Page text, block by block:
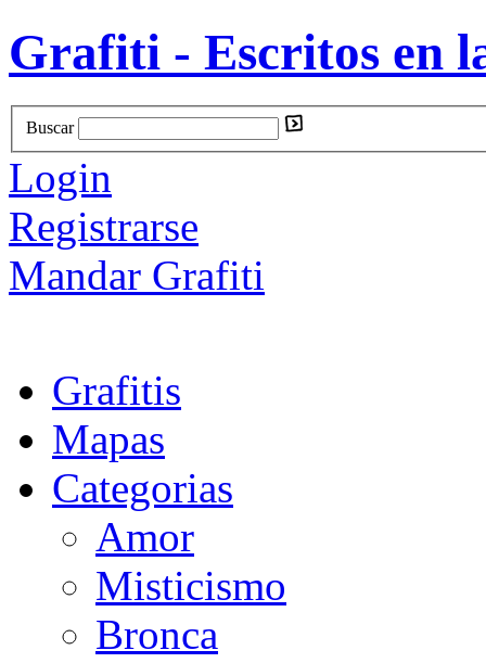
Grafiti - Escritos en
Buscar
Login
Registrarse
Mandar Grafiti
Grafitis
Mapas
Categorias
Amor
Misticismo
Bronca